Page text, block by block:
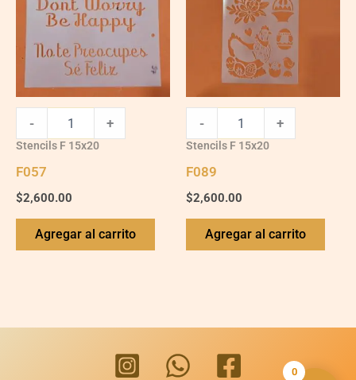
- +
Stencils F 15x20
F057
$2,600.00
Agregar al carrito
- +
Stencils F 15x20
F089
$2,600.00
Agregar al carrito
0